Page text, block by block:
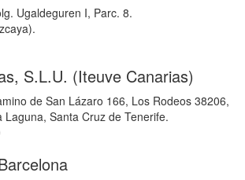
Ugaldeguren I, Parc. 8.
S.L.U. (Iteuve Canarias)
de San Lázaro 166, Los Rodeos 38206,
Laguna, Santa Cruz de Tenerife.